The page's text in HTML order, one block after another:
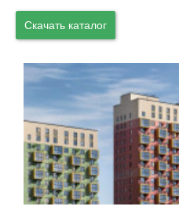
Скачать каталог